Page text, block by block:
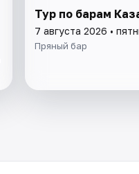
Тур по барам
7 августа 2026 •
Пряный бар